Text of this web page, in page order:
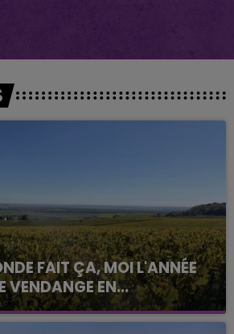
FAIT ÇA, MOI L'ANNÉE
VENDANGE EN...
a débuté ce jeudi 6
de Montgueux (Aube). Du